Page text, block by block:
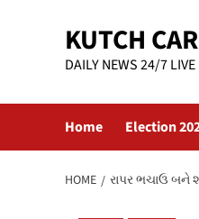
KUTCH
DAILY NEWS 24/7 LIVE
Home Election
HOME રાપર ભચાઉ બને